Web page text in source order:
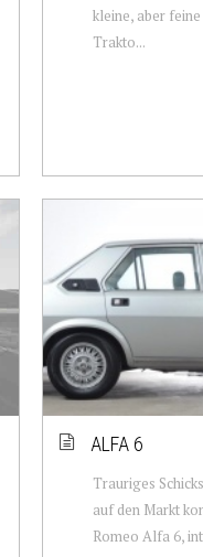
kleine, aber
Trakto...
ALFA 6
Trauriges
auf den Markt
Romeo Alfa 6,